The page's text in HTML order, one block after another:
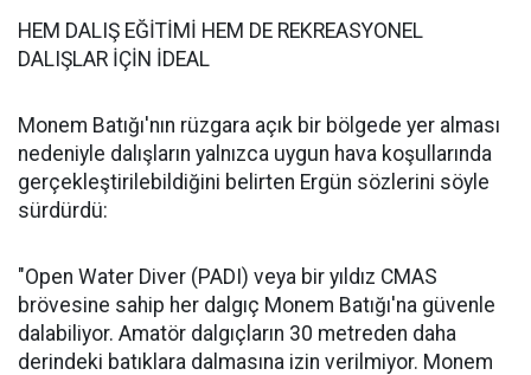
HEM DALIŞ EĞİTİMİ HEM DE REKREASYONEL
DALIŞLAR İÇİN İDEAL
Monem Batığı'nın rüzgara açık bir bölgede yer alması
nedeniyle dalışların yalnızca uygun hava koşullarında
gerçekleştirilebildiğini belirten Ergün sözlerini söyle
sürdürdü:
"Open Water Diver (PADI) veya bir yıldız CMAS
brövesine sahip her dalgıç Monem Batığı'na güvenle
dalabiliyor. Amatör dalgıçların 30 metreden daha
derindeki batıklara dalmasına izin verilmiyor. Monem